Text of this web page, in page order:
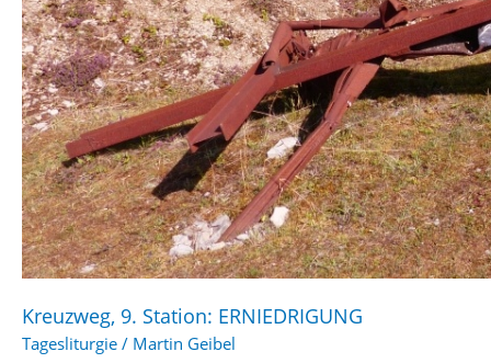
Kreuzweg, 9. Station: ERNIEDRIGUNG
Tagesliturgie / Martin Geibel